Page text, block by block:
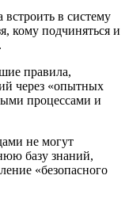
в систему
кому подчиняться и
правила,
через «опытных
процессами и
не могут
базу знаний,
«безопасного